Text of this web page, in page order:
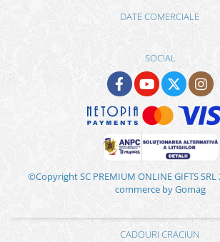
DATE COMERCIALE
SOCIAL
©Copyright SC PREMIUM ONLINE GIFTS SRL
commerce by Gomag
CADOURI CRACIUN